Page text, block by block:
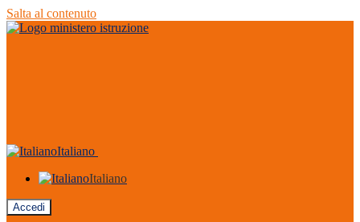
Salta al contenuto
Italiano
Italiano
Accedi